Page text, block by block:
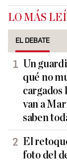
LO MÁS
EL DEBATE
Un
qué no
cargados
van a
saben
El
foto del